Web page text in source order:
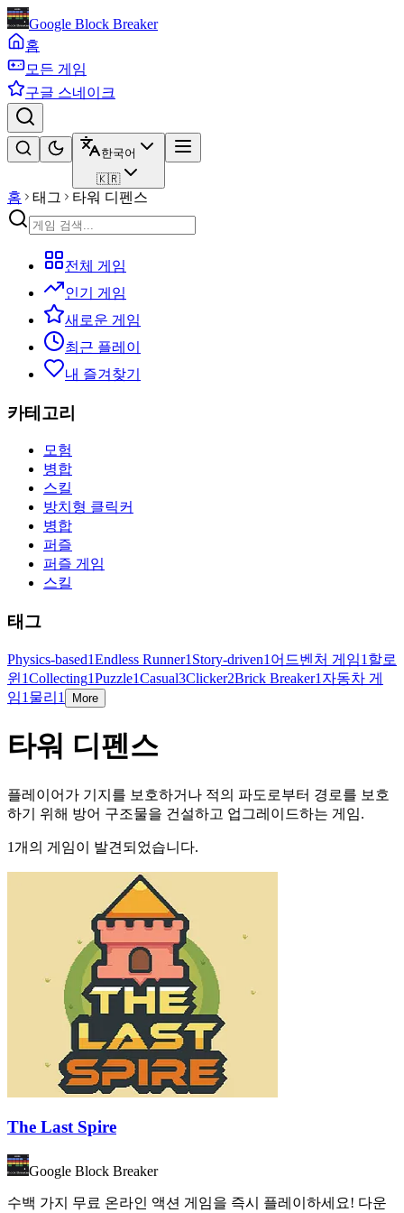
Google Block Breaker
홈
모든 게임
구글 스네이크
한국어
🇰🇷
홈 태그 타워 디펜스
전체 게임
인기 게임
새로운 게임
최근 플레이
내 즐겨찾기
카테고리
모험
병합
스킬
방치형 클릭커
병합
퍼즐
퍼즐 게임
스킬
태그
Physics-based1Endless Runner1 Story-driven1 어드벤처 게임1 할로
윈 1Collecting1Puzzle1Casual3Clicker2Brick Breaker1 자동차 게
임1 물리 1 More
타워 디펜스
플레이어가 기지를 보호하거나 적의 파도로부터 경로를 보호
하기 위해 방어 구조물을 건설하고 업그레이드하는 게임.
1개의 게임이 발견되었습니다.
The Last Spire
Google Block Breaker
수백 가지 무료 온라인 액션 게임을 즉시 플레이하세요! 다운